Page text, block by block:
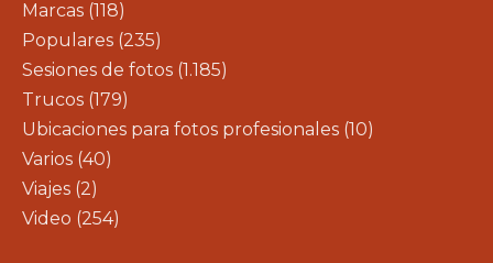
Marcas (118)
Populares (235)
Sesiones de fotos (1.185)
Trucos (179)
Ubicaciones para fotos profesionales (10)
Varios (40)
Viajes (2)
Video (254)